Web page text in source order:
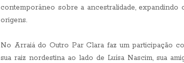
contemporâneo sobre a ancestralidade,
origens.
No Arraiá do Outro Par Clara faz um participação
sua raiz nordestina ao lado de Luísa Nascim, sua